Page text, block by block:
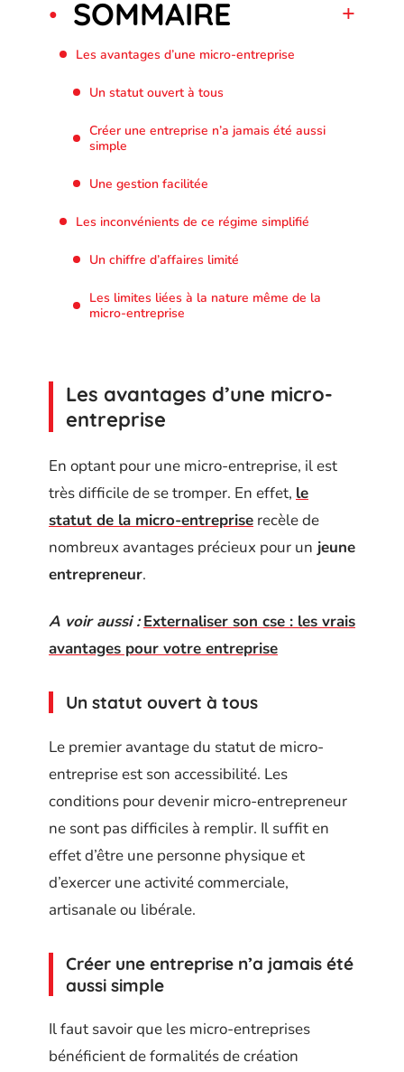
SOMMAIRE
Les avantages d’une micro-entreprise
Un statut ouvert à tous
Créer une entreprise n’a jamais été aussi
simple
Une gestion facilitée
Les inconvénients de ce régime simplifié
Un chiffre d’affaires limité
Les limites liées à la nature même de la
micro-entreprise
Les avantages d’une micro-
entreprise
En optant pour une micro-entreprise, il est
très difficile de se tromper. En effet, le
statut de la micro-entreprise recèle de
nombreux avantages précieux pour un jeune
entrepreneur.
A voir aussi : Externaliser son cse : les vrais
avantages pour votre entreprise
Un statut ouvert à tous
Le premier avantage du statut de micro-
entreprise est son accessibilité. Les
conditions pour devenir micro-entrepreneur
ne sont pas difficiles à remplir. Il suffit en
effet d’être une personne physique et
d’exercer une activité commerciale,
artisanale ou libérale.
Créer une entreprise n’a jamais été
aussi simple
Il faut savoir que les micro-entreprises
bénéficient de formalités de création